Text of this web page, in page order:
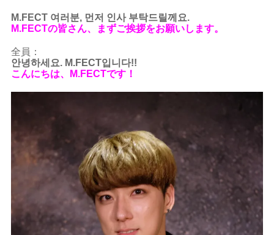
M.FECT 여러분, 먼저 인사 부탁드릴께요.
M.FECTの皆さん、まずご挨拶をお願いします。
全員：
안녕하세요. M.FECT입니다!!
こんにちは、M.FECTです！